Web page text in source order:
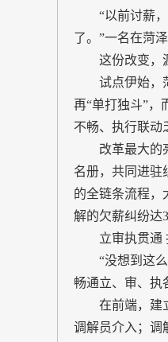
“以前讨薪，
了。”一名在菏
这份改变，源
试点伊始，菏
再“单打独斗”，
不畅、执行联动
改革最大的亮
名册，共同进
的全链条流程，
解的欠薪纠纷达
立审执贯通
“没想到这么
畅通立、审、执
在前端，建立
调解员介入；调